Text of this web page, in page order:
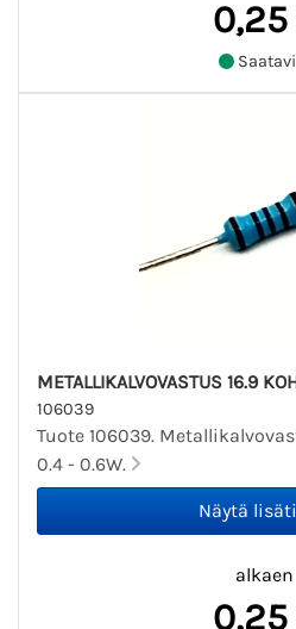
METALLIKALVOVASTUS 16.9
106039
Tuote 106039.
0.4 - 0.6W.
alkaen